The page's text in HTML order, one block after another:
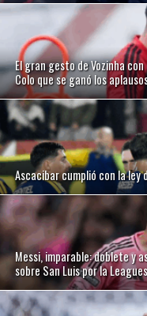
El gran gesto de Vozinha
Colo que se ganó los
Ascacibar cumplió con la ley
Messi, imparable: doblete y
sobre San Luis por la